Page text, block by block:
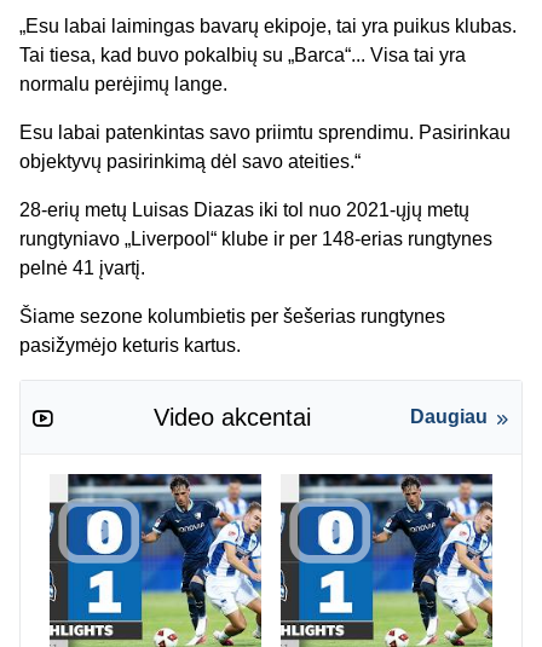
„Esu labai laimingas bavarų ekipoje, tai yra puikus klubas.
Tai tiesa, kad buvo pokalbių su „Barca“... Visa tai yra
normalu perėjimų lange.
Esu labai patenkintas savo priimtu sprendimu. Pasirinkau
objektyvų pasirinkimą dėl savo ateities.“
28-erių metų Luisas Diazas iki tol nuo 2021-ųjų metų
rungtyniavo „Liverpool“ klube ir per 148-erias rungtynes
pelnė 41 įvartį.
Šiame sezone kolumbietis per šešerias rungtynes
pasižymėjo keturis kartus.
Video akcentai Daugiau